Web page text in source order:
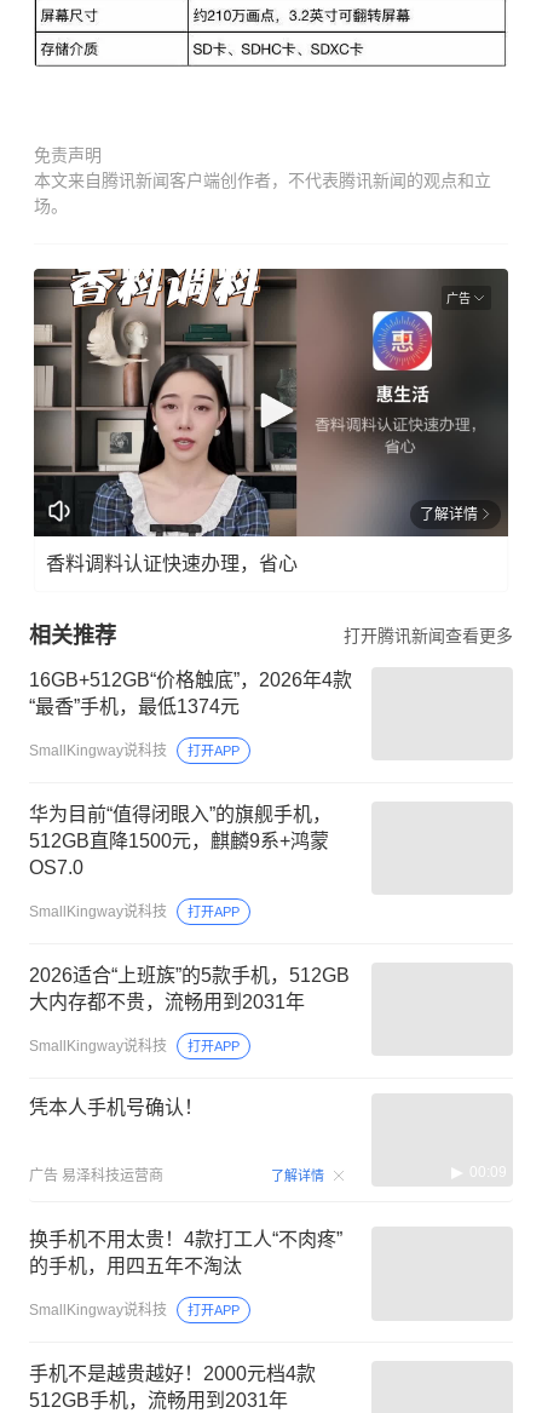
免责声明
本文来自腾讯新闻客户端创作者，不代表腾讯新闻的观点和立
场。
广告
了解详情
香料调料认证快速办理，省心
相关推荐 打开腾讯新闻查看更多
16GB+512GB“价格触底”，2026年4款
“最香”手机，最低1374元
SmallKingway说科技 打开APP
华为目前“值得闭眼入”的旗舰手机，
512GB直降1500元，麒麟9系+鸿蒙
OS7.0
SmallKingway说科技 打开APP
2026适合“上班族”的5款手机，512GB
大内存都不贵，流畅用到2031年
SmallKingway说科技 打开APP
凭本人手机号确认！
广告 易泽科技运营商 了解详情 00:09
换手机不用太贵！4款打工人“不肉疼”
的手机，用四五年不淘汰
SmallKingway说科技 打开APP
手机不是越贵越好！2000元档4款
512GB手机，流畅用到2031年